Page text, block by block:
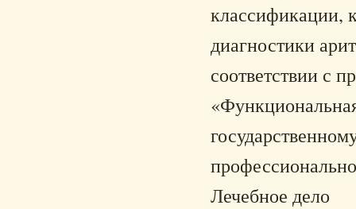
классификации,
диагностики
соответствии с
Лечебное дело